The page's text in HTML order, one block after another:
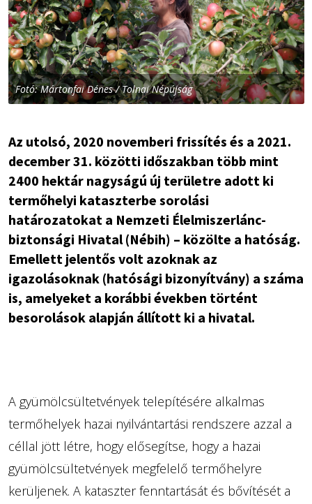
Fotó: Mártonfai Dénes / Tolnai Népújság
Az utolsó, 2020 novemberi frissítés és a 2021.
december 31. közötti időszakban több mint
2400 hektár nagyságú új területre adott ki
termőhelyi kataszterbe sorolási
határozatokat a Nemzeti Élelmiszerlánc-
biztonsági Hivatal (Nébih) – közölte a hatóság.
Emellett jelentős volt azoknak az
igazolásoknak (hatósági bizonyítvány) a száma
is, amelyeket a korábbi években történt
besorolások alapján állított ki a hivatal.
A gyümölcsültetvények telepítésére alkalmas
termőhelyek hazai nyilvántartási rendszere azzal a
céllal jött létre, hogy elősegítse, hogy a hazai
gyümölcsültetvények megfelelő termőhelyre
kerüljenek. A kataszter fenntartását és bővítését a